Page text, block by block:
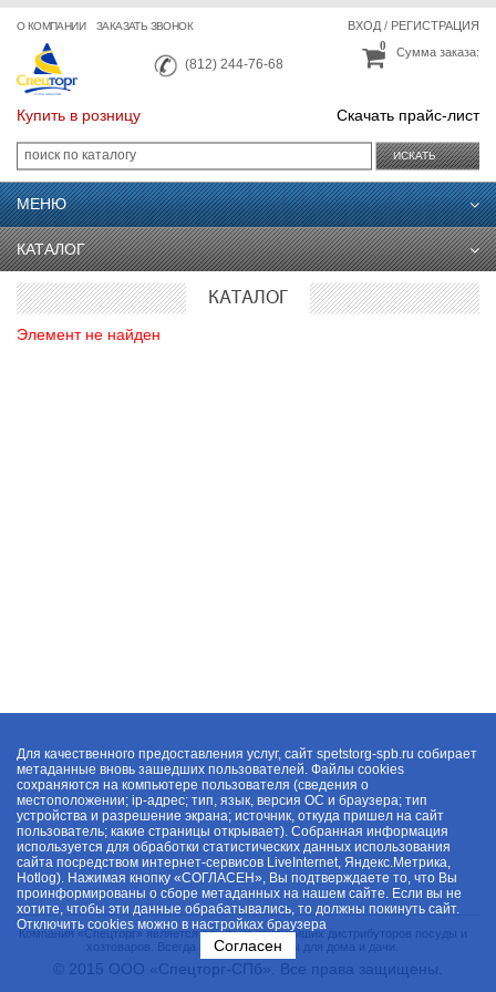
О КОМПАНИИ ЗАКАЗАТЬ ЗВОНОК
(812) 244-76-68
ВХОД/ РЕГИСТРАЦИЯ
Сумма заказа:
0
Купить в розницу Скачать прайс-лист
ИСКАТЬ
МЕНЮ
КАТАЛОГ
КАТАЛОГ
Элемент не найден
Компания «Спецторг» является одним из крупнейших дистрибуторов посуды и
хозтоваров. Всегда в наличии товары для дома и дачи.
© 2015 ООО «Спецторг-СПб». Все права защищены.
Для качественного предоставления услуг, сайт spetstorg-spb.ru собирает
метаданные вновь зашедших пользователей. Файлы cookies
сохраняются на компьютере пользователя (сведения о
местоположении; ip-адрес; тип, язык, версия ОС и браузера; тип
устройства и разрешение экрана; источник, откуда пришел на сайт
пользователь; какие страницы открывает). Собранная информация
используется для обработки статистических данных использования
сайта посредством интернет-сервисов LiveInternet, Яндекс.Метрика,
Hotlog). Нажимая кнопку «СОГЛАСЕН», Вы подтверждаете то, что Вы
проинформированы о сборе метаданных на нашем сайте. Если вы не
хотите, чтобы эти данные обрабатывались, то должны покинуть сайт.
Отключить cookies можно в настройках браузера
Согласен